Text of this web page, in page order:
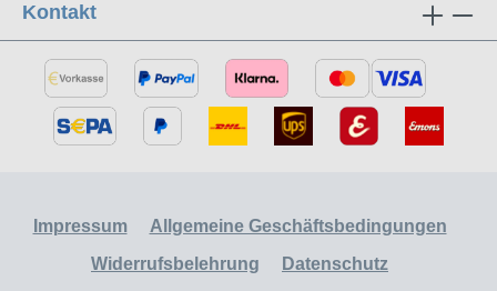
Kontakt
Impressum
Allgemeine Geschäftsbedingungen
Widerrufsbelehrung
Datenschutz